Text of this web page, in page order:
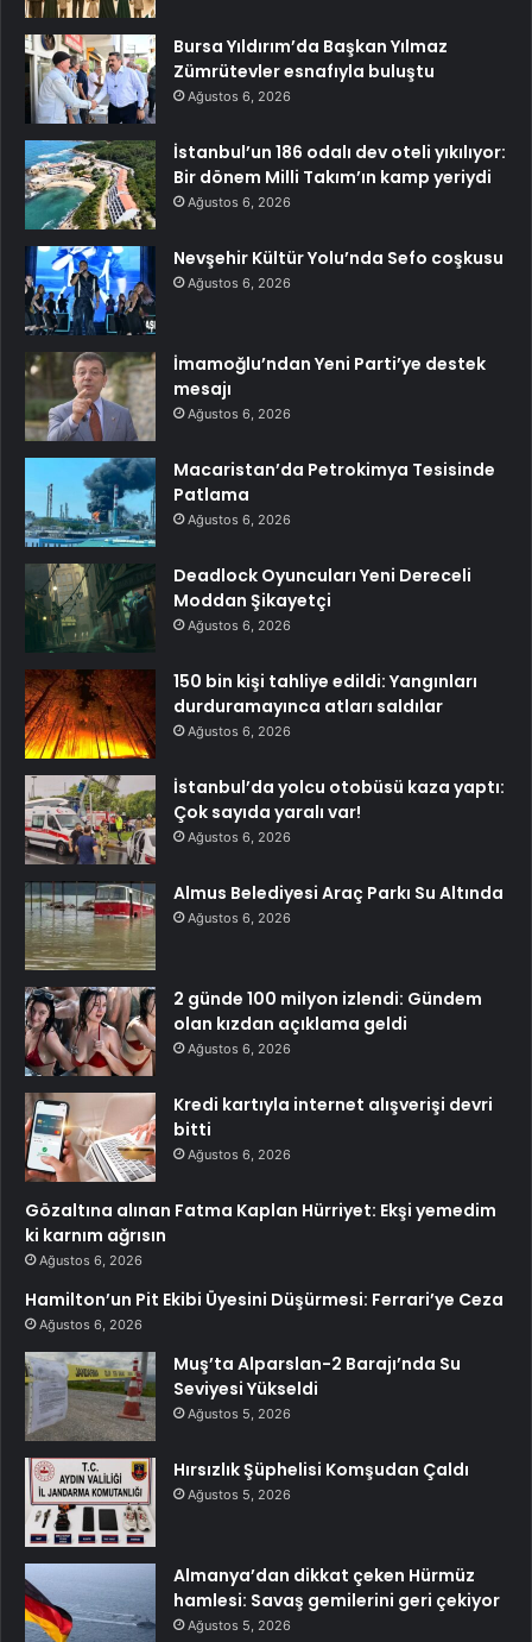
Bursa Yıldırım’da Başkan Yılmaz
Zümrütevler esnafıyla buluştu
Ağustos 6, 2026
İstanbul’un 186 odalı dev oteli yıkılıyor:
Bir dönem Milli Takım’ın kamp yeriydi
Ağustos 6, 2026
Nevşehir Kültür Yolu’nda Sefo coşkusu
Ağustos 6, 2026
İmamoğlu’ndan Yeni Parti’ye destek
mesajı
Ağustos 6, 2026
Macaristan’da Petrokimya Tesisinde
Patlama
Ağustos 6, 2026
Deadlock Oyuncuları Yeni Dereceli
Moddan Şikayetçi
Ağustos 6, 2026
150 bin kişi tahliye edildi: Yangınları
durduramayınca atları saldılar
Ağustos 6, 2026
İstanbul’da yolcu otobüsü kaza yaptı:
Çok sayıda yaralı var!
Ağustos 6, 2026
Almus Belediyesi Araç Parkı Su Altında
Ağustos 6, 2026
2 günde 100 milyon izlendi: Gündem
olan kızdan açıklama geldi
Ağustos 6, 2026
Kredi kartıyla internet alışverişi devri
bitti
Ağustos 6, 2026
Gözaltına alınan Fatma Kaplan Hürriyet: Ekşi yemedim
ki karnım ağrısın
Ağustos 6, 2026
Hamilton’un Pit Ekibi Üyesini Düşürmesi: Ferrari’ye Ceza
Ağustos 6, 2026
Muş’ta Alparslan-2 Barajı’nda Su
Seviyesi Yükseldi
Ağustos 5, 2026
Hırsızlık Şüphelisi Komşudan Çaldı
Ağustos 5, 2026
Almanya’dan dikkat çeken Hürmüz
hamlesi: Savaş gemilerini geri çekiyor
Ağustos 5, 2026